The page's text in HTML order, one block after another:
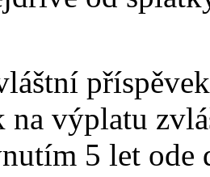
na výplatu
5 let ode